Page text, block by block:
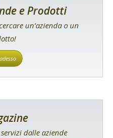
e Prodotti
un’azienda o un
dalle aziende